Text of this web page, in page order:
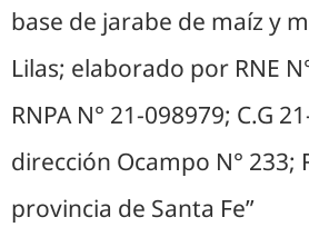
base de jarabe de maíz y
Lilas; elaborado por RNE
RNPA N° 21-098979; C.G
dirección Ocampo N° 233;
provincia de Santa Fe”